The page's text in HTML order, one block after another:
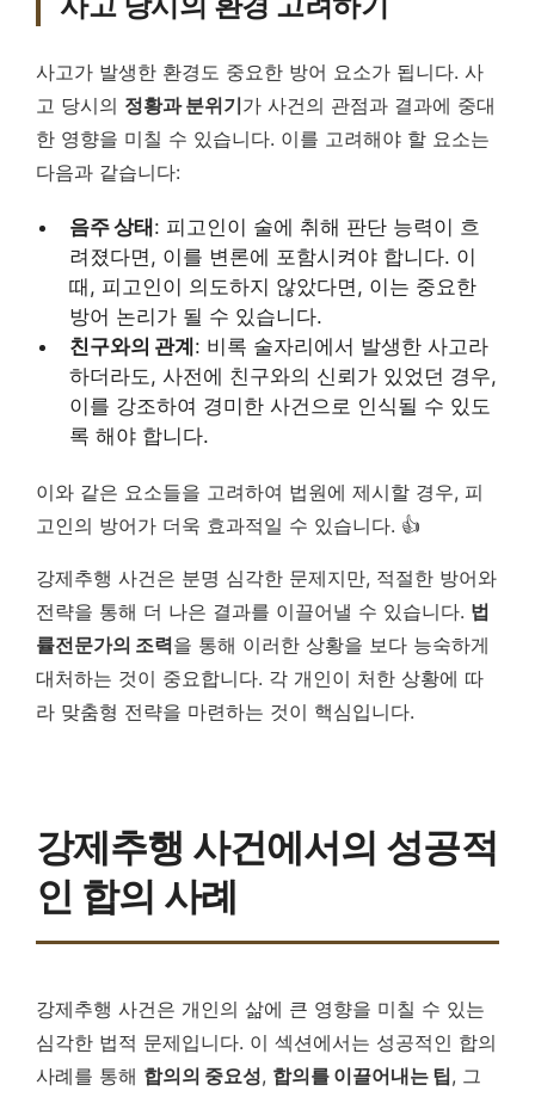
사고가 발생한 환경도 중요한 방어 요소가 됩니다. 사
고 당시의 정황과 분위기가 사건의 관점과 결과에 중대
한 영향을 미칠 수 있습니다. 이를 고려해야 할 요소는
다음과 같습니다:
음주 상태: 피고인이 술에 취해 판단 능력이 흐
려졌다면, 이를 변론에 포함시켜야 합니다. 이
때, 피고인이 의도하지 않았다면, 이는 중요한
방어 논리가 될 수 있습니다.
친구와의 관계: 비록 술자리에서 발생한 사고라
하더라도, 사전에 친구와의 신뢰가 있었던 경우,
이를 강조하여 경미한 사건으로 인식될 수 있도
록 해야 합니다.
이와 같은 요소들을 고려하여 법원에 제시할 경우, 피
고인의 방어가 더욱 효과적일 수 있습니다. 👍
강제추행 사건은 분명 심각한 문제지만, 적절한 방어와
전략을 통해 더 나은 결과를 이끌어낼 수 있습니다. 법
률전문가의 조력을 통해 이러한 상황을 보다 능숙하게
대처하는 것이 중요합니다. 각 개인이 처한 상황에 따
라 맞춤형 전략을 마련하는 것이 핵심입니다.
강제추행 사건에서의 성공적
인 합의 사례
강제추행 사건은 개인의 삶에 큰 영향을 미칠 수 있는
심각한 법적 문제입니다. 이 섹션에서는 성공적인 합의
사례를 통해 합의의 중요성, 합의를 이끌어내는 팁, 그